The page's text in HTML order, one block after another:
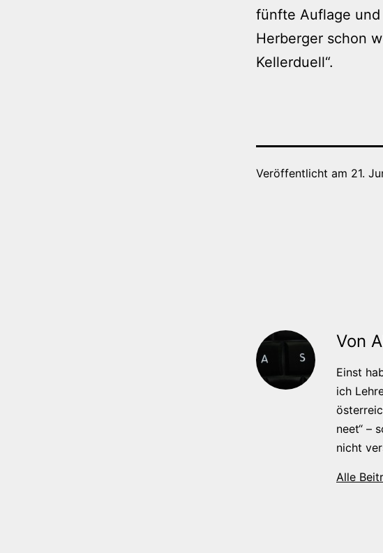
fünfte Auflage
Herberger schon
Kellerduell“.
Veröffentlicht am 21.
Von
Einst
ich
neet“ –
nicht
Alle